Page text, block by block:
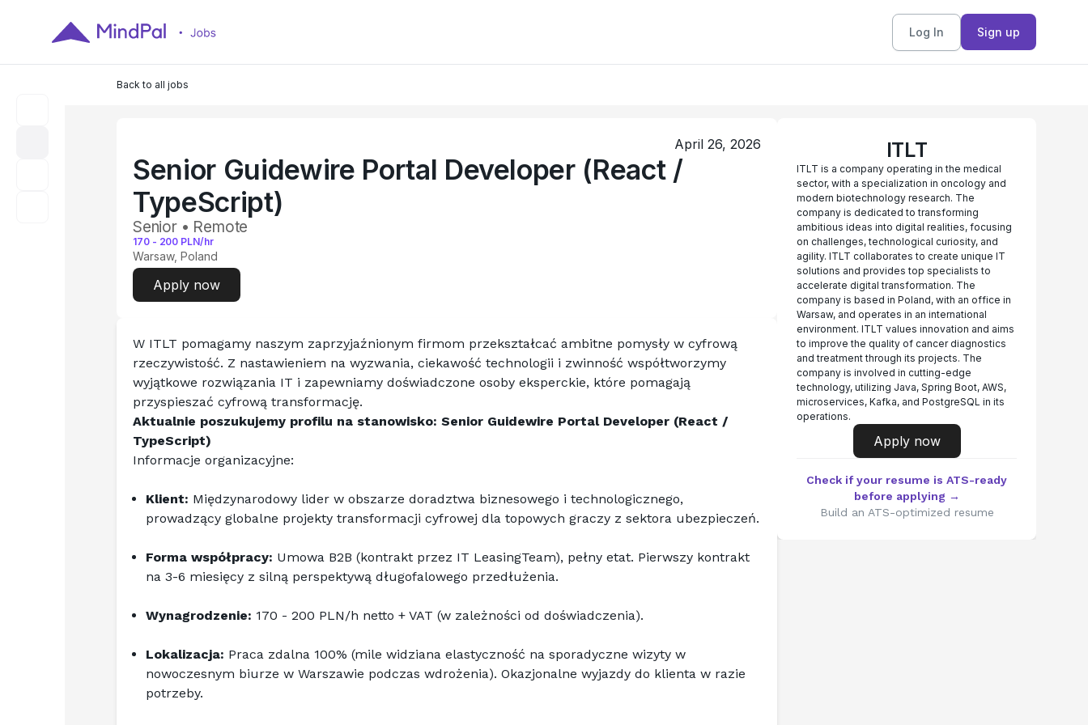
Log In Sign up
Back to all jobs
April 26, 2026
Senior Guidewire Portal Developer (React /
TypeScript)
Senior • Remote
170- 200 PLN/hr
Warsaw, Poland
Apply now
W ITLT pomagamy naszym zaprzyjaźnionym firmom przekształcać ambitne pomysły w cyfrową
rzeczywistość. Z nastawieniem na wyzwania, ciekawość technologii i zwinność współtworzymy
wyjątkowe rozwiązania IT i zapewniamy doświadczone osoby eksperckie, które pomagają
przyspieszać cyfrową transformację.
Aktualnie poszukujemy profilu na stanowisko: Senior Guidewire Portal Developer (React /
TypeScript)
Informacje organizacyjne:
Klient: Międzynarodowy lider w obszarze doradztwa biznesowego i technologicznego,
prowadzący globalne projekty transformacji cyfrowej dla topowych graczy z sektora ubezpieczeń.
Forma współpracy: Umowa B2B (kontrakt przez IT LeasingTeam), pełny etat. Pierwszy kontrakt
na 3-6 miesięcy z silną perspektywą długofalowego przedłużenia.
Wynagrodzenie: 170 - 200 PLN/h netto + VAT (w zależności od doświadczenia).
Lokalizacja: Praca zdalna 100% (mile widziana elastyczność na sporadyczne wizyty w
nowoczesnym biurze w Warszawie podczas wdrożenia). Okazjonalne wyjazdy do klienta w razie
potrzeby.
ITLT
ITLT is a company operating in the medical
sector, with a specialization in oncology and
modern biotechnology research. The
company is dedicated to transforming
ambitious ideas into digital realities, focusing
on challenges, technological curiosity, and
agility. ITLT collaborates to create unique IT
solutions and provides top specialists to
accelerate digital transformation. The
company is based in Poland, with an office in
Warsaw, and operates in an international
environment. ITLT values innovation and aims
to improve the quality of cancer diagnostics
and treatment through its projects. The
company is involved in cutting-edge
technology, utilizing Java, Spring Boot, AWS,
microservices, Kafka, and PostgreSQL in its
operations.
Apply now
Check if your resume is ATS-ready
before applying →
Build an ATS-optimized resume